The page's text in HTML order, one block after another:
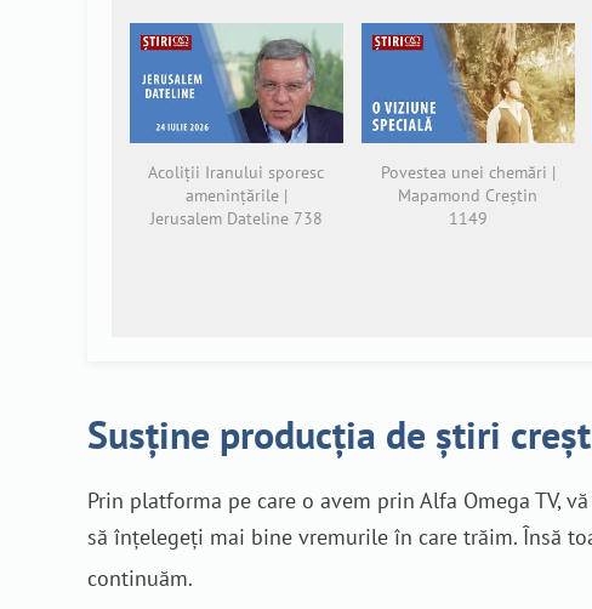
Acoliții Iranului sporesc
amenințările |
Jerusalem Dateline 738
Povestea unei chemări |
Mapamond Creștin
1149
Susține producția de știri
Prin platforma pe care o avem prin Alfa Omega TV,
să înțelegeți mai bine vremurile în care trăim. Însă
continuăm.